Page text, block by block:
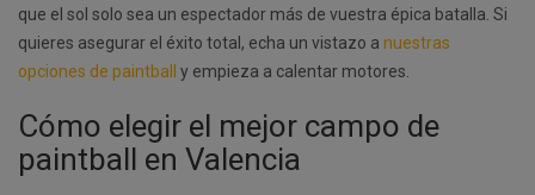
que el sol solo sea un espectador más de vuestra épica batalla. Si
quieres asegurar el éxito total, echa un vistazo a nuestras
opciones de paintball
y empieza a calentar motores.
Cómo elegir el mejor campo de
paintball en Valencia